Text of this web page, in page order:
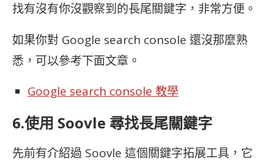
找有沒有你沒觀察到的長尾關鍵字，非常方便。
如果你對 Google search console 還沒那麼熟
悉，可以參考下面文章。
Google search console 教學
6.使用 Soovle 尋找長尾關鍵字
先前有介紹過 Soovle 這個關鍵字拓展工具，它